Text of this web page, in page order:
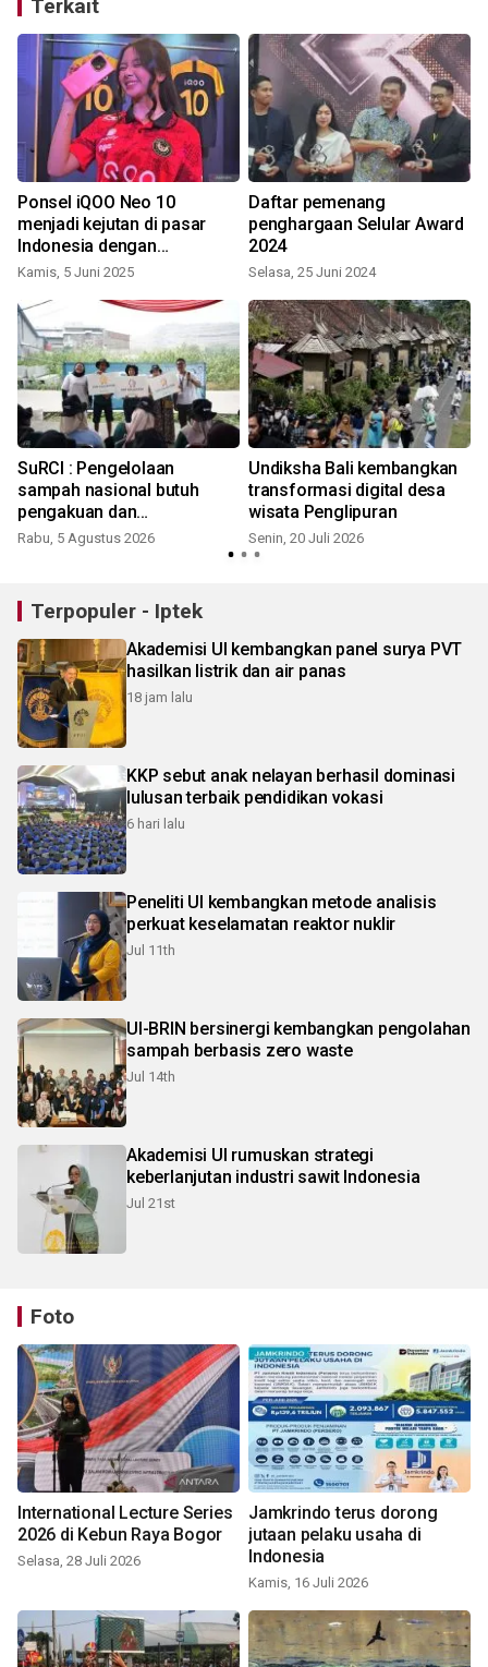
Terkait
Ponsel iQOO Neo 10
menjadi kejutan di pasar
Indonesia dengan
Snapdragon 8s Gen 4
Kamis, 5 Juni 2025
Daftar pemenang
penghargaan Selular Award
2024
Selasa, 25 Juni 2024
SuRCI : Pengelolaan
sampah nasional butuh
pengakuan dan
perlindungan bagi pemulung
Rabu, 5 Agustus 2026
Undiksha Bali kembangkan
transformasi digital desa
wisata Penglipuran
Senin, 20 Juli 2026
Terpopuler - Iptek
Akademisi UI kembangkan panel surya PVT
hasilkan listrik dan air panas
18 jam lalu
KKP sebut anak nelayan berhasil dominasi
lulusan terbaik pendidikan vokasi
6 hari lalu
Peneliti UI kembangkan metode analisis
perkuat keselamatan reaktor nuklir
Jul 11th
UI-BRIN bersinergi kembangkan pengolahan
sampah berbasis zero waste
Jul 14th
Akademisi UI rumuskan strategi
keberlanjutan industri sawit Indonesia
Jul 21st
Foto
International Lecture Series
2026 di Kebun Raya Bogor
Selasa, 28 Juli 2026
Jamkrindo terus dorong
jutaan pelaku usaha di
Indonesia
Kamis, 16 Juli 2026